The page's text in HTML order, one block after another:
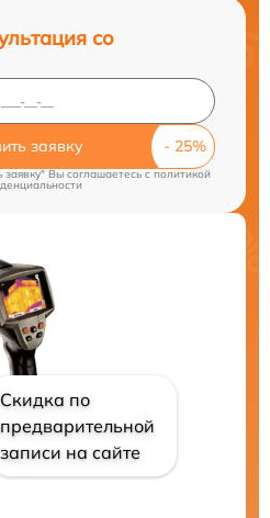
со
заявку
Вы соглашаетесь cполитикой
Скидка по
предварительной
записи на сайте